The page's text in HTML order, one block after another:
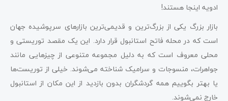
ادویه اینجا هستند!
بازار بزرگ یکی از بزرگ‌ترین و قدیمی‌ترین بازارهای سرپوشیده جهان
است که در محله فاتح استانبول قرار دارد. این یک مقصد توریستی و
محلی معروف است که به دلیل مجموعه متنوعی از چیزهایی مانند
جواهرات، منسوجات و سرامیک شناخته می‌شوند. خیلی از توریست‌ها
یا بهتر بگوییم همه گردشگران بدون بازدید از این مکان از استانبول
خارج نمی‌شوند.